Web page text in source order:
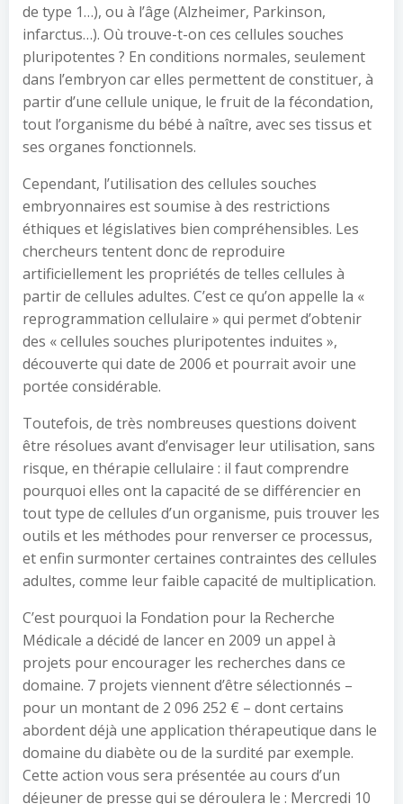
de type 1…), ou à l’âge (Alzheimer, Parkinson,
infarctus…). Où trouve-t-on ces cellules souches
pluripotentes ? En conditions normales, seulement
dans l’embryon car elles permettent de constituer, à
partir d’une cellule unique, le fruit de la fécondation,
tout l’organisme du bébé à naître, avec ses tissus et
ses organes fonctionnels.
Cependant, l’utilisation des cellules souches
embryonnaires est soumise à des restrictions
éthiques et législatives bien compréhensibles. Les
chercheurs tentent donc de reproduire
artificiellement les propriétés de telles cellules à
partir de cellules adultes. C’est ce qu’on appelle la «
reprogrammation cellulaire » qui permet d’obtenir
des « cellules souches pluripotentes induites »,
découverte qui date de 2006 et pourrait avoir une
portée considérable.
Toutefois, de très nombreuses questions doivent
être résolues avant d’envisager leur utilisation, sans
risque, en thérapie cellulaire : il faut comprendre
pourquoi elles ont la capacité de se différencier en
tout type de cellules d’un organisme, puis trouver les
outils et les méthodes pour renverser ce processus,
et enfin surmonter certaines contraintes des cellules
adultes, comme leur faible capacité de multiplication.
C’est pourquoi la Fondation pour la Recherche
Médicale a décidé de lancer en 2009 un appel à
projets pour encourager les recherches dans ce
domaine. 7 projets viennent d’être sélectionnés –
pour un montant de 2 096 252 € – dont certains
abordent déjà une application thérapeutique dans le
domaine du diabète ou de la surdité par exemple.
Cette action vous sera présentée au cours d’un
déjeuner de presse qui se déroulera le : Mercredi 10